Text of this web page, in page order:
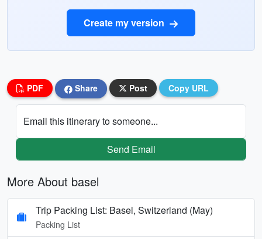
Create my version
PDF Share Post Copy URL
Email this itinerary to someone...
Send Email
More About basel
Trip Packing List: Basel, Switzerland (May)
Packing List